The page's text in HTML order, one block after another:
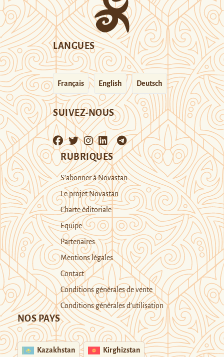
LANGUES
Français English Deutsch
SUIVEZ-NOUS
RUBRIQUES
S’abonner à Novastan
Le projet Novastan
Charte éditoriale
Equipe
Partenaires
Mentions légales
Contact
Conditions générales de vente
Conditions générales d’utilisation
NOS PAYS
Kazakhstan Kirghizstan